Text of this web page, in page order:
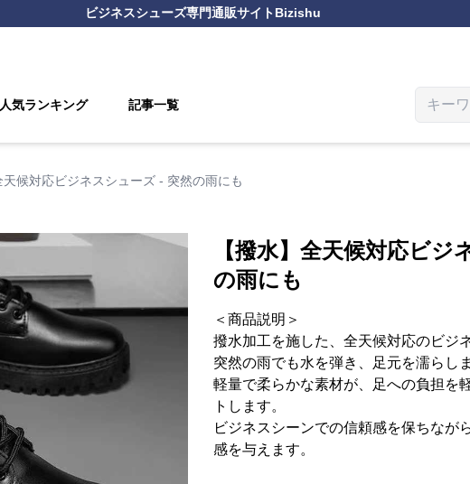
ビジネスシューズ専門通販サイトBizishu
人気ランキング 記事一覧
天候対応ビジネスシューズ - 突然の雨にも
【撥水】全天候対応ビジ
の雨にも
＜商品説明＞
撥水加工を施した、全天候対応のビジ
突然の雨でも水を弾き、足元を濡らし
軽量で柔らかな素材が、足への負担を
トします。
ビジネスシーンでの信頼感を保ちなが
感を与えます。